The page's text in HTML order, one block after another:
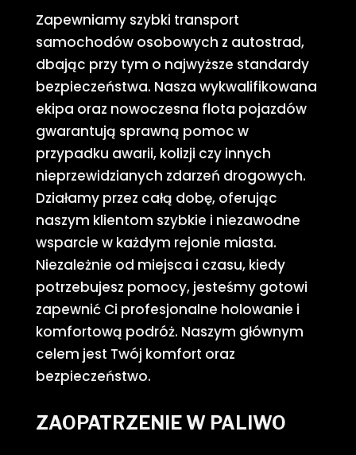
Zapewniamy szybki transport
samochodów osobowych z autostrad,
dbając przy tym o najwyższe standardy
bezpieczeństwa. Nasza wykwalifikowana
ekipa oraz nowoczesna flota pojazdów
gwarantują sprawną pomoc w
przypadku awarii, kolizji czy innych
nieprzewidzianych zdarzeń drogowych.
Działamy przez całą dobę, oferując
naszym klientom szybkie i niezawodne
wsparcie w każdym rejonie miasta.
Niezależnie od miejsca i czasu, kiedy
potrzebujesz pomocy, jesteśmy gotowi
zapewnić Ci profesjonalne holowanie i
komfortową podróż. Naszym głównym
celem jest Twój komfort oraz
bezpieczeństwo.
ZAOPATRZENIE W PALIWO